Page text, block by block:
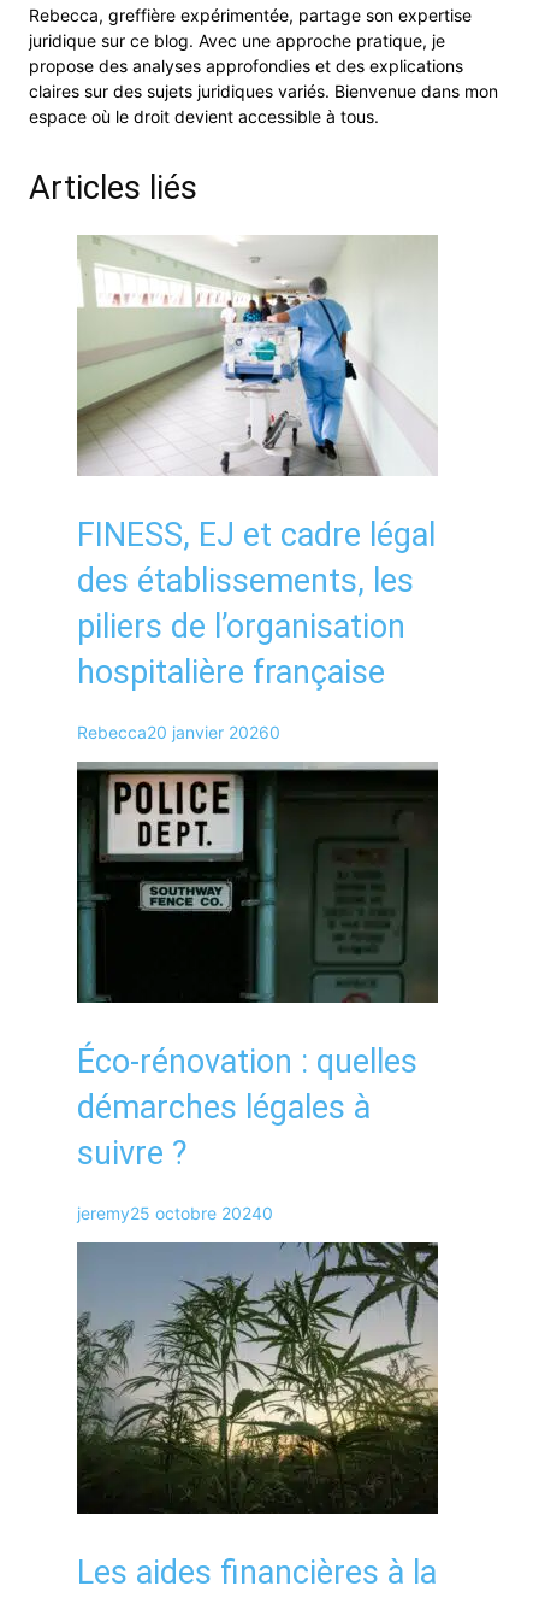
Rebecca, greffière expérimentée, partage son expertise
juridique sur ce blog. Avec une approche pratique, je
propose des analyses approfondies et des explications
claires sur des sujets juridiques variés. Bienvenue dans mon
espace où le droit devient accessible à tous.
Articles liés
FINESS, EJ et cadre légal
des établissements, les
piliers de l’organisation
hospitalière française
Rebecca20 janvier 20260
Éco-rénovation : quelles
démarches légales à
suivre ?
jeremy25 octobre 20240
Les aides financières à la